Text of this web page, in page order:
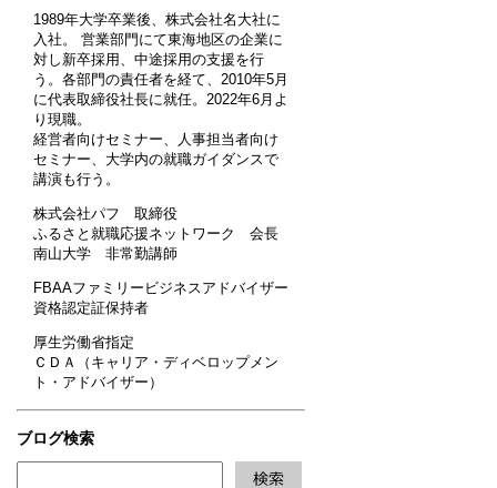
1989年大学卒業後、株式会社名大社に
入社。 営業部門にて東海地区の企業に
対し新卒採用、中途採用の支援を行
う。各部門の責任者を経て、2010年5月
に代表取締役社長に就任。2022年6月よ
り現職。
経営者向けセミナー、人事担当者向け
セミナー、大学内の就職ガイダンスで
講演も行う。
株式会社パフ 取締役
ふるさと就職応援ネットワーク 会長
南山大学 非常勤講師
FBAAファミリービジネスアドバイザー
資格認定証保持者
厚生労働省指定
ＣＤＡ（キャリア・ディベロップメン
ト・アドバイザー）
ブログ検索